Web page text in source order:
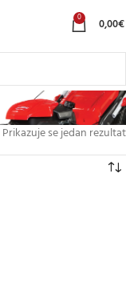
0 0,00€
Prikazuje se jedan rezultat